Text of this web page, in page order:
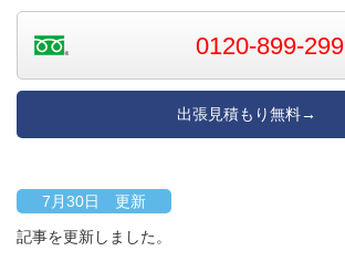
0120-899-299
出張見積もり無料→
7月30日 更新
記事を更新しました。